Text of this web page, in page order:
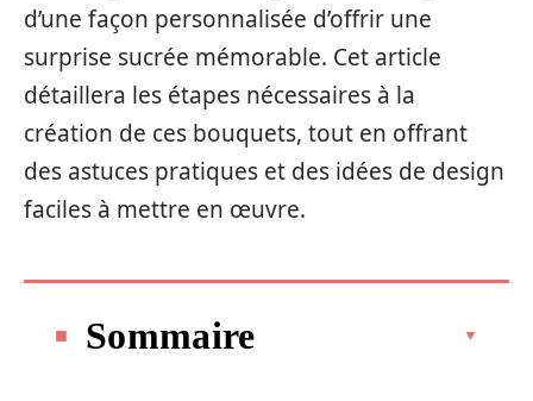
d’une façon personnalisée d’offrir une
surprise sucrée mémorable. Cet article
détaillera les étapes nécessaires à la
création de ces bouquets, tout en offrant
des astuces pratiques et des idées de design
faciles à mettre en œuvre.
Sommaire